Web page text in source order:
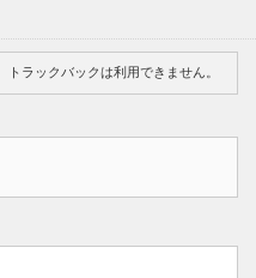
トラックバックは利用できません。